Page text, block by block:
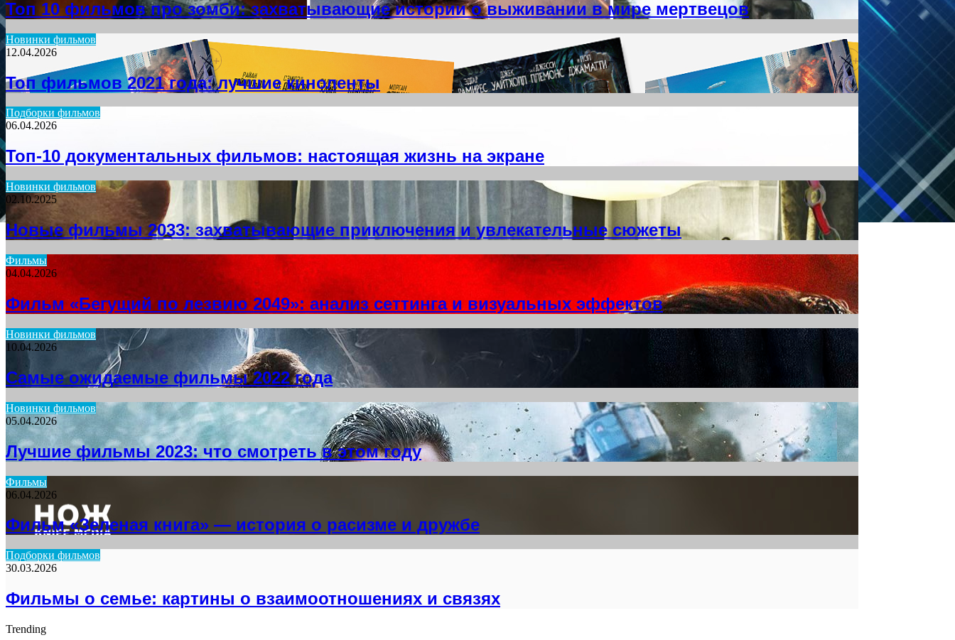
Топ 10 фильмов про зомби: захватывающие истории о выживании в мире мертвецов
Новинки фильмов
12.04.2026
Топ фильмов 2021 года: лучшие киноленты
Подборки фильмов
06.04.2026
Топ-10 документальных фильмов: настоящая жизнь на экране
Новинки фильмов
02.10.2025
Новые фильмы 2033: захватывающие приключения и увлекательные сюжеты
Фильмы
04.04.2026
Фильм «Бегущий по лезвию 2049»: анализ сеттинга и визуальных эффектов
Новинки фильмов
10.04.2026
Самые ожидаемые фильмы 2022 года
Новинки фильмов
05.04.2026
Лучшие фильмы 2023: что смотреть в этом году
Фильмы
06.04.2026
Фильм «Зеленая книга» — история о расизме и дружбе
Подборки фильмов
30.03.2026
Фильмы о семье: картины о взаимоотношениях и связях
Trending